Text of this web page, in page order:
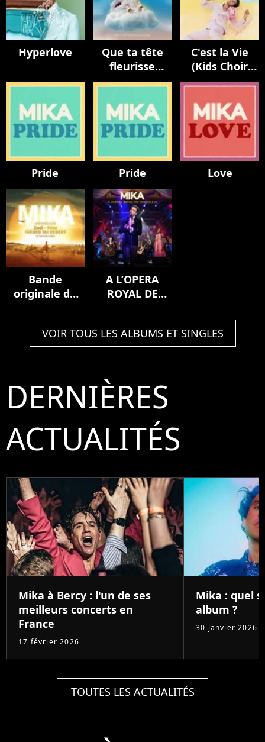
Hyperlove
Que ta tête
fleurisse
toujours
C'est la Vie
(Kids Choir
Version / avec
Populaire)
Pride Pride Love
Bande
originale du
Téhu, frères
du désert
A L’OPERA
ROYAL DE
(Live)
VOIR TOUS LES ALBUMS ET SINGLES
DERNIÈRES
ACTUALITÉS
Mika à Bercy : l'un de ses
meilleurs concerts en
France
17 février 2026
Mika : quel
album ?
30 janvier 2026
TOUTES LES ACTUALITÉS